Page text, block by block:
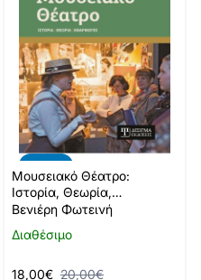
Διαθέσιμο
Μουσειακό Θέατρο:
Ιστορία, Θεωρία,
Εφαρμογές
Βενιέρη Φωτεινή
18,00€ 20,00€